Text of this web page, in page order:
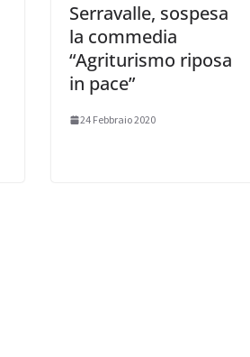
Serravalle, sospesa
la commedia
“Agriturismo riposa
in pace”
24 Febbraio 2020